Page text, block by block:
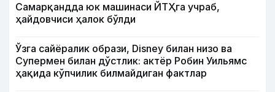
Самарқандда юк машинаси ЙТҲга учраб,
ҳайдовчиси ҳалок бўлди
Ўзга сайёралик образи, Disney билан низо ва
Супермен билан дўстлик: актёр Робин Уильямс
ҳақида кўпчилик билмайдиган фактлар